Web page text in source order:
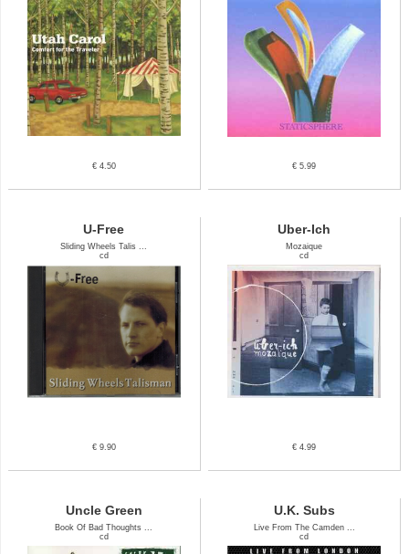
€ 4.50 € 5.99
U-Free
Sliding Wheels Talis ...
cd
€ 9.90
Uber-Ich
Mozaique
cd
€ 4.99
Uncle Green
Book Of Bad Thoughts ...
cd
U.K. Subs
Live From The Camden ...
cd